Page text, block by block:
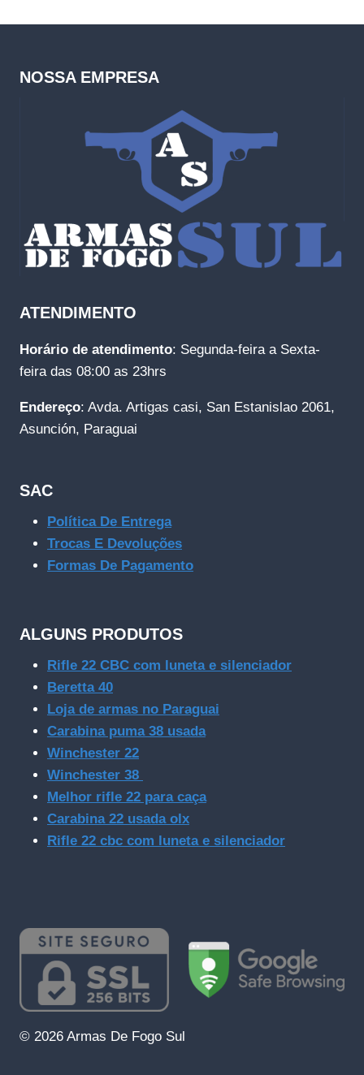
NOSSA EMPRESA
ATENDIMENTO
Horário de atendimento: Segunda-feira a Sexta-
feira das 08:00 as 23hrs
Endereço: Avda. Artigas casi, San Estanislao 2061,
Asunción, Paraguai
SAC
Política De Entrega
Trocas E Devoluções
Formas De Pagamento
ALGUNS PRODUTOS
Rifle 22 CBC com luneta e silenciador
Beretta 40
Loja de armas no Paraguai
Carabina puma 38 usada
Winchester 22
Winchester 38
Melhor rifle 22 para caça
Carabina 22 usada olx
Rifle 22 cbc com luneta e silenciador
© 2026 Armas De Fogo Sul